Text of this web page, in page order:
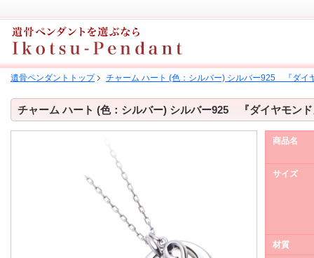
遺骨ペンダントトップ チャーム ハート (色：シルバー) シルバー925 『ダイ
チャーム ハート (色：シルバー) シルバー925 『ダイヤモン
商品名
サイズ
材質